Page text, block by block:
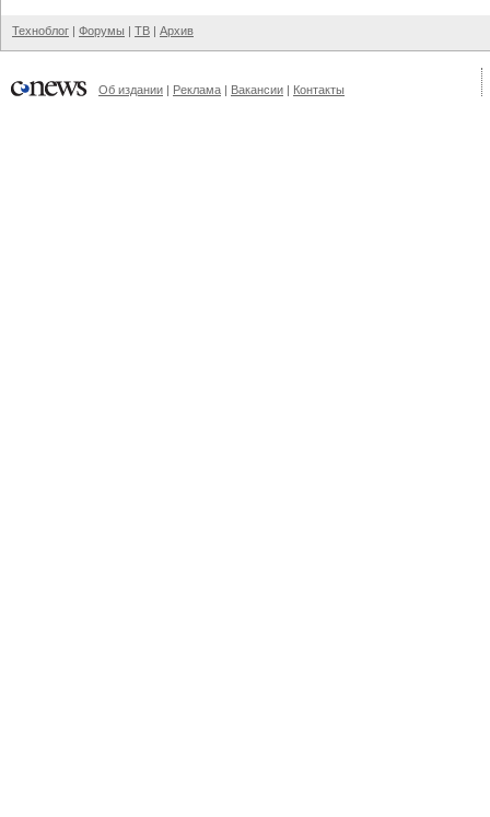
Техноблог | Форумы | ТВ | Архив
Об издании | Реклама | Вакансии | Контакты